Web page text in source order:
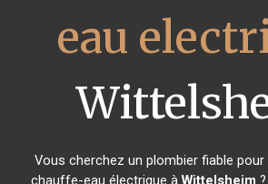
eau
Vous cherchez un plombier fiable
chauffe-eau électrique àWittelsheim